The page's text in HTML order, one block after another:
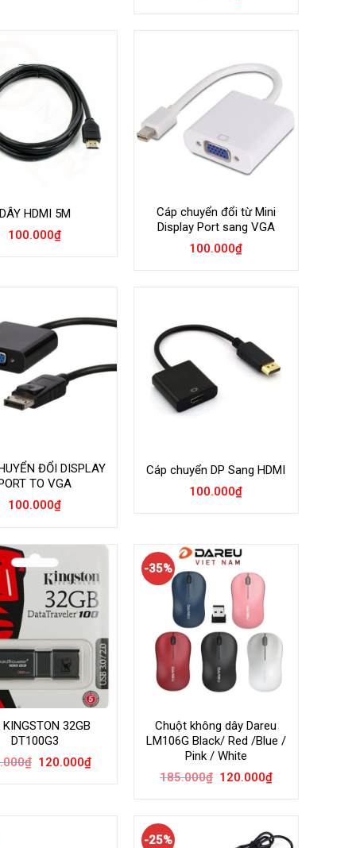
DÂY HDMI 5M
100.000₫
Cáp chuyển đổi từ Mini
Display Port sang VGA
100.000₫
ĐỔI DISPLAY
PORT TO VGA
100.000₫
Cáp chuyển DP Sang HDMI
100.000₫
KINGSTON 32GB
DT100G3
₫ Giá
120.000₫Giá
hiện
-35%
Chuột không dây Dareu
LM106G Black/ Red /Blue /
Pink / White
185.000₫ Giá
120.000₫Giá
hiện
-25%